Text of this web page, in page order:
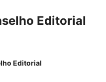
Editorial
Editorial